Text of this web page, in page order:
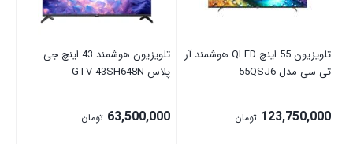
تلویزیون 55 اینچ QLED هوشمند آر
تی سی مدل 55QSJ6
123,750,000 تومان
تلویزیون هوشمند 43 اینچ جی
پلاس GTV-43SH648N
63,500,000 تومان